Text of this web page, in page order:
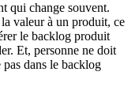
qui change souvent.
valeur à un produit, ce
le backlog produit
Et, personne ne doit
dans le backlog